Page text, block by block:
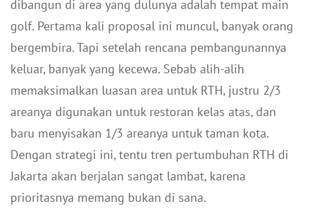
dibangun di area yang dulunya adalah tempat main
golf. Pertama kali proposal ini muncul, banyak orang
bergembira. Tapi setelah rencana pembangunannya
keluar, banyak yang kecewa. Sebab alih-alih
memaksimalkan luasan area untuk RTH, justru 2/3
areanya digunakan untuk restoran kelas atas, dan
baru menyisakan 1/3 areanya untuk taman kota.
Dengan strategi ini, tentu tren pertumbuhan RTH di
Jakarta akan berjalan sangat lambat, karena
prioritasnya memang bukan di sana.